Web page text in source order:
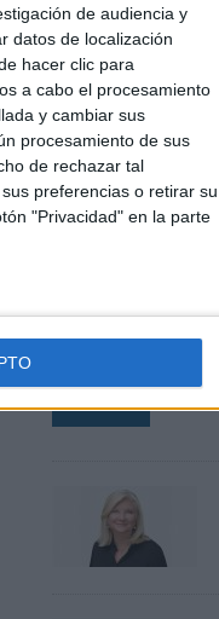
de audiencia y
datos de localización
hacer clic para
a cabo el procesamiento
y cambiar sus
procesamiento de sus
de rechazar tal
preferencias o retirar su
"Privacidad" en la parte
03/08/2026
‘Vuelve
soñar’,
FICHA TÉCNICA
cliente: Aitor
Íñigo Gómez de
Vanessa Solana,
LEER MÁS